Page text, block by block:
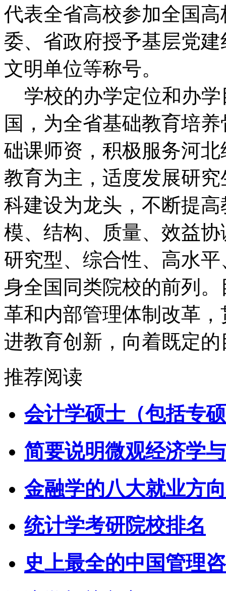
代表全省高校参加全国
委、省政府授予基层党
文明单位等称号。
学校的办学定位和办学
国，为全省基础教育培
础课师资，积极服务河
教育为主，适度发展研
科建设为龙头，不断提
模、结构、质量、效益
研究型、综合性、高水
身全国同类院校的前列
革和内部管理体制改革
进教育创新，向着既定
推荐阅读
会计学硕士（包括专
简要说明微观经济学
金融学的八大就业方
统计学考研院校排名
史上最全的中国管理